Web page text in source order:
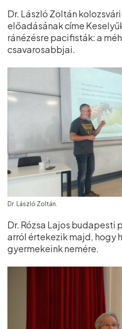
Dr. László Zoltán
előadásának címe
ránézésre pacifisták: a
csavarosabbjai.
Dr. László Zoltán.
Dr. Rózsa Lajos budapesti
arról értekezik majd, hogy
gyermekeink nemére.